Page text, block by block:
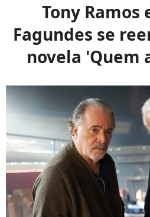
Tony Ramos
Fagundes se
novela 'Quem